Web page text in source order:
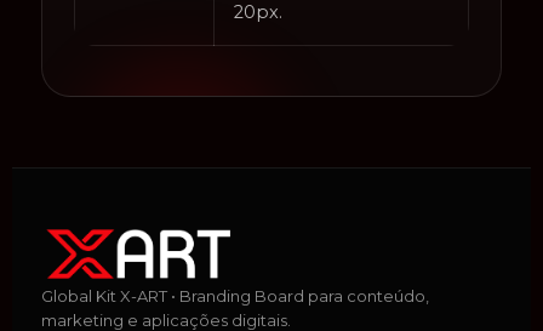
20px.
Global Kit X-ART • Branding Board para conteúdo,
marketing e aplicações digitais.